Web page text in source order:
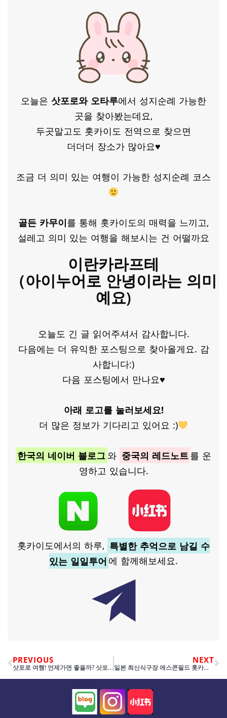
오늘은 삿포로와 오타루에서 성지순례 가능한
곳을 찾아봤는데요,
두곳말고도 홋카이도 전역으로 찾으면
더더더 장소가 많아요♥
조금 더 의미 있는 여행이 가능한 성지순례 코스
골든 카무이를 통해 홋카이도의 매력을 느끼고,
설레고 의미 있는 여행을 해보시는 건 어떨까요
이란카라프테
（아이누어로 안녕이라는 의미
예요)
오늘도 긴 글 읽어주셔서 감사합니다.
다음에는 더 유익한 포스팅으로 찾아올게요. 감
사합니다:)
다음 포스팅에서 만나요♥
아래 로고를 눌러보세요!
더 많은 정보가 기다리고 있어요 :)
한국의 네이버 블로그 와 중국의 레드노트를 운
영하고 있습니다.
홋카이도에서의 하루, 특별한 추억으로 남길 수
있는 일일투어 에 함께해보세요.
PREVIOUS
삿포로 여행! 언제가면 좋을까? 삿포로 여행 추천/비추천 시기
NEXT
일본 최신식구장 에스콘필드 홋카이도 야구장 VIP 발코니석 후기 (닛폼햄 파이터즈 홈구장 찐 후기)